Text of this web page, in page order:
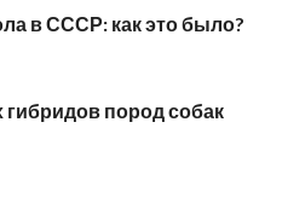
в СССР: как это было?
пород собак